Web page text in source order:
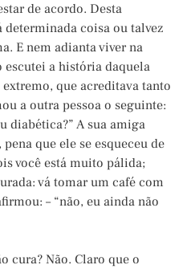
de acordo. Desta
determinada coisa ou talvez
E nem adianta viver na
a história daquela
que acreditava tanto
a outra pessoa o seguinte:
diabética?” A sua amiga
que ele se esqueceu de
você está muito pálida;
vá tomar um café com
– “não, eu ainda não
cura? Não. Claro que o